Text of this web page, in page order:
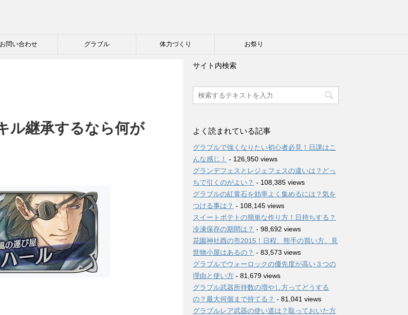
お問い合わせ グラブル 体力づくり お祭り
ル継承するなら何が
サイト内検索
よく読まれている記事
グラブルで強くなりたい初心者必見！日課はこ
んな感じ！
- 126,950 views
グランデフェスとレジェフェスの違いは？どっ
ちで引くのがよい？ - 108,385 views
グラブルの紅黄石を効率よく集めるには？気を
つける事は？ - 108,145 views
スイートポテトの簡単な作り方！日持ちする？
冷凍保存の期間は？ - 98,692 views
花園神社酉の市2015！日程、熊手の買い方、見
世物小屋はあるの？ - 83,573 views
グラブルでウォーロックの優先度が高い３つの
理由と使い方 - 81,679 views
グラブル武器所持数の増やし方ってどうする
の？最大何個まで持てる？ - 81,041 views
グラブルレア武器の使い道は？取っておいた方